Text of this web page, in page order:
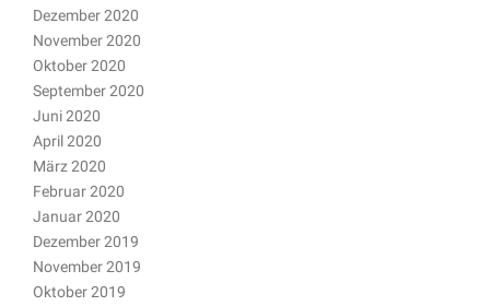
Dezember 2020
November 2020
Oktober 2020
September 2020
Juni 2020
April 2020
März 2020
Februar 2020
Januar 2020
Dezember 2019
November 2019
Oktober 2019